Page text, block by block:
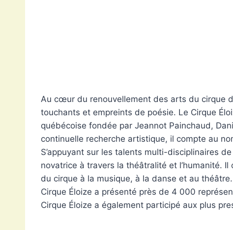
Au cœur du renouvellement des arts du cirque
touchants et empreints de poésie. Le Cirque
québécoise fondée par Jeannot Painchaud,
continuelle recherche artistique, il compte au
S’appuyant sur les talents multi-disciplinaires
novatrice à travers la théâtralité et l’humanité.
du cirque à la musique, à la danse et au
Cirque Éloize a présenté près de 4 000
Cirque Éloize a également participé aux plus